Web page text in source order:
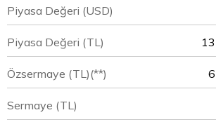
Piyasa Değeri (USD)
Piyasa Değeri (TL)
Özsermaye (TL)(**)
Sermaye (TL)